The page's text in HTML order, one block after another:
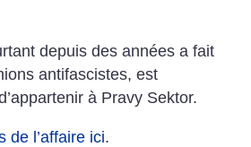
depuis des années a fait
antifascistes, est
à Pravy Sektor.
de l’affaire ici.